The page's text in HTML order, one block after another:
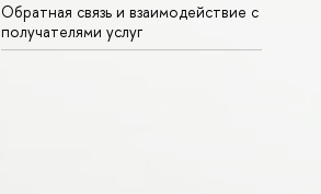
Обратная связь и взаимодействие с
получателями услуг